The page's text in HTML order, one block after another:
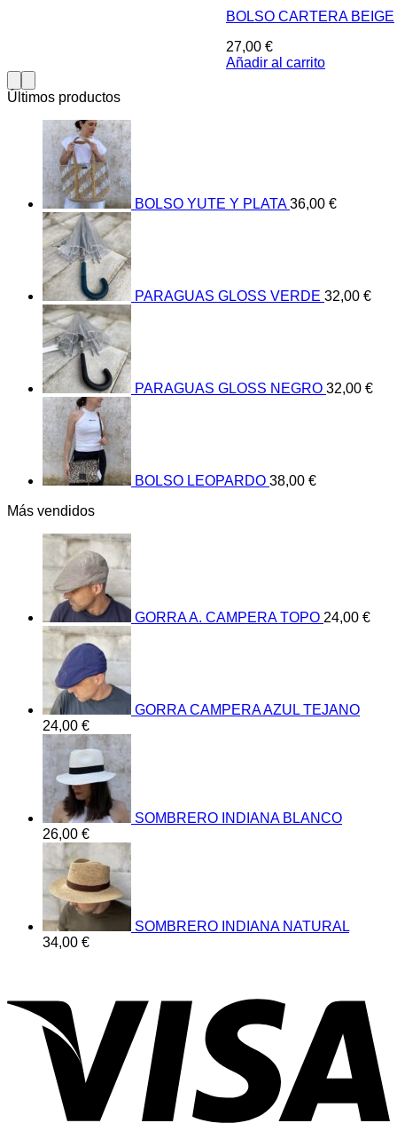
BOLSO CARTERA BEIGE
27,00 €
Añadir al carrito
Últimos productos
BOLSO YUTE Y PLATA 36,00 €
PARAGUAS GLOSS VERDE 32,00 €
PARAGUAS GLOSS NEGRO 32,00 €
BOLSO LEOPARDO 38,00 €
Más vendidos
GORRA A. CAMPERA TOPO 24,00 €
GORRA CAMPERA AZUL TEJANO
24,00 €
SOMBRERO INDIANA BLANCO
26,00 €
SOMBRERO INDIANA NATURAL
34,00 €